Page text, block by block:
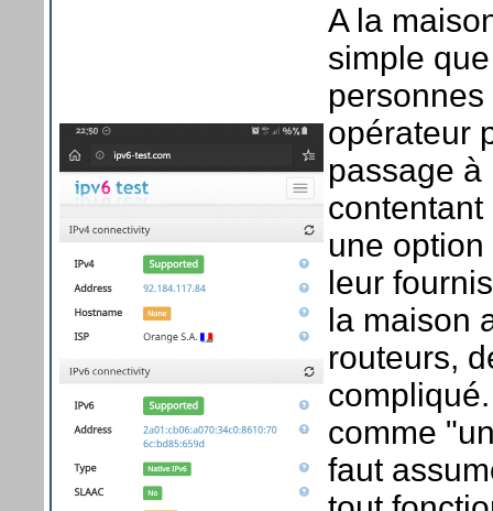
A la
simple
opérateur
passage à
une
leur
la maison
routeurs,
comme
faut